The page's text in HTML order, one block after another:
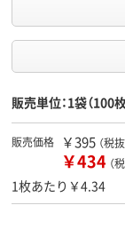
販売単位：1袋（100枚
販売価格 ￥395 （税
￥434 （
1枚あたり￥4.34